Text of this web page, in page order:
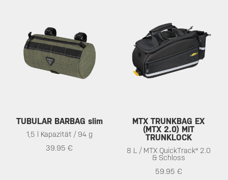
TUBULAR BARBAG slim
1,5 l Kapazität / 94 g
39.95 €
MTX TRUNKBAG EX
(MTX 2.0) MIT
TRUNKLOCK
8 L / MTX QuickTrack® 2.0
& Schloss
59.95 €